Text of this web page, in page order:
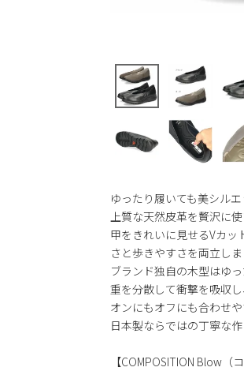
ゆったり履いても美シル
上質な天然皮革を贅沢に
甲をきれいに見せるVカ
さと歩きやすさを両立しま
ブランド独自の木型はゆ
重を分散して衝撃を吸収
オンにもオフにも合わせ
日本製ならではの丁寧な作
【COMPOSITION Blow（